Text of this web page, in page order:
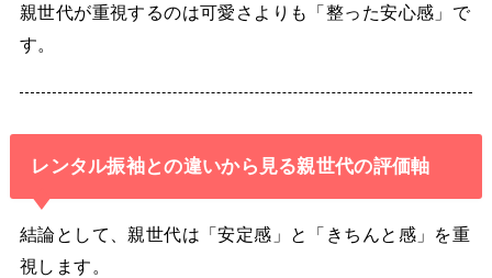
親世代が重視するのは可愛さよりも「整った安心感」で
す。
レンタル振袖との違いから見る親世代の評価軸
結論として、親世代は「安定感」と「きちんと感」を重
視します。